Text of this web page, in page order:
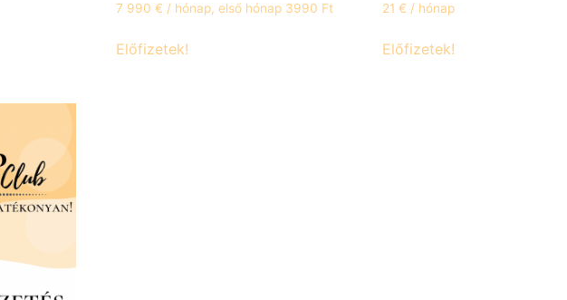
7 990 € / hónap, első hónap 3990 Ft
Előfizetek!
21€ / hónap
Előfizetek!